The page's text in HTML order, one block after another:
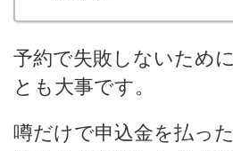
予約で失敗しないため
とも大事です。
噂だけで申込金を払っ